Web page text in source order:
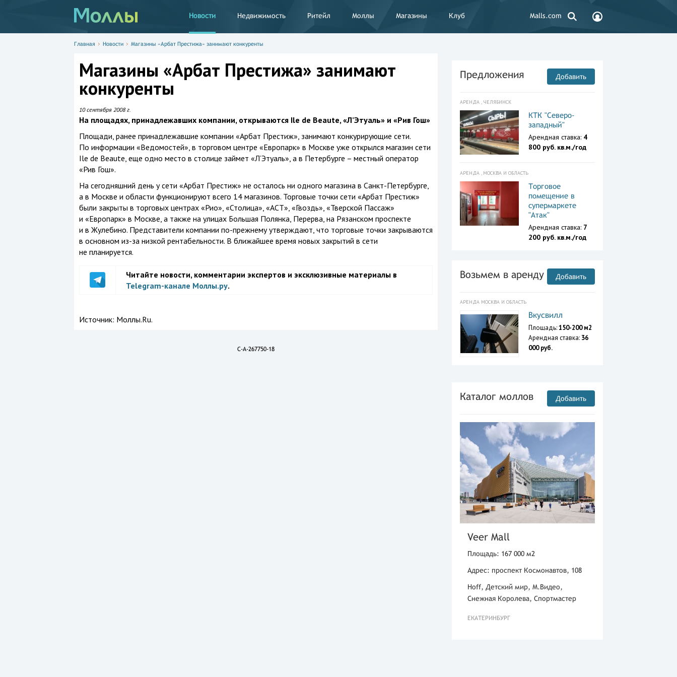
Новости Недвижимость Ритейл Моллы Магазины Клуб Malls.com
Главная Новости Магазины «Арбат Престижа» занимают конкуренты
Магазины «Арбат Престижа» занимают
конкуренты
10 сентября 2008 г.
На площадях, принадлежавших компании, открываются Ile de Beaute, «Л’Этуаль» и «Рив Гош»
Площади, ранее принадлежавшие компании «Арбат Престиж», занимают конкурирующие сети.
По информации «Ведомостей», в торговом центре «Европарк» в Москве уже открылся магазин сети
Ile de Beaute, еще одно место в столице займет «Л’Этуаль», а в Петербурге – местный оператор
«Рив Гош».
На сегодняшний день у сети «Арбат Престиж» не осталось ни одного магазина в Санкт-Петербурге,
а в Москве и области функционируют всего 14 магазинов. Торговые точки сети «Арбат Престиж»
были закрыты в торговых центрах «Рио», «Столица», «АСТ», «Гвоздь», «Тверской Пассаж»
и «Европарк» в Москве, а также на улицах Большая Полянка, Перерва, на Рязанском проспекте
и в Жулебино. Представители компании по-прежнемуутверждают, что торговые точки закрываются
в основном из-занизкой рентабельности. В ближайшее время новых закрытий в сети
не планируется.
Читайте новости, комментарии экспертов и эксклюзивные материалы в
Telegram-канале Моллы.ру.
Источник: Моллы.Ru.
C-A-267750-18
Предложения Добавить
АРЕНДА , ЧЕЛЯБИНСК
КТК "Северо-
западный"
Арендная ставка: 4
800 руб. кв.м./год
АРЕНДА , МОСКВА И ОБЛАСТЬ
Торговое
помещение в
супермаркете
"Атак"
Арендная ставка: 7
200 руб. кв.м./год
Возьмем в аренду Добавить
АРЕНДА МОСКВА И ОБЛАСТЬ
Вкусвилл
Площадь:150-200 м2
Арендная ставка: 36
000 руб.
Каталог моллов Добавить
Veer Mall
Площадь: 167 000 м2
Адрес: проспект Космонавтов, 108
Hoff, Детский мир, М.Видео,
Снежная Королева, Спортмастер
ЕКАТЕРИНБУРГ